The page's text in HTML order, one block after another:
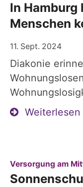
In Hamburg
Menschen
11. Sept. 2024
Diakonie
Weiterlesen
Versorgung am